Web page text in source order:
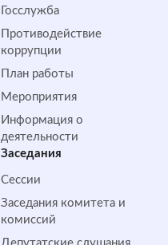
Госслужба
Противодействие
коррупции
План работы
Мероприятия
Информация о
деятельности
Заседания
Сессии
Заседания комитета и
комиссий